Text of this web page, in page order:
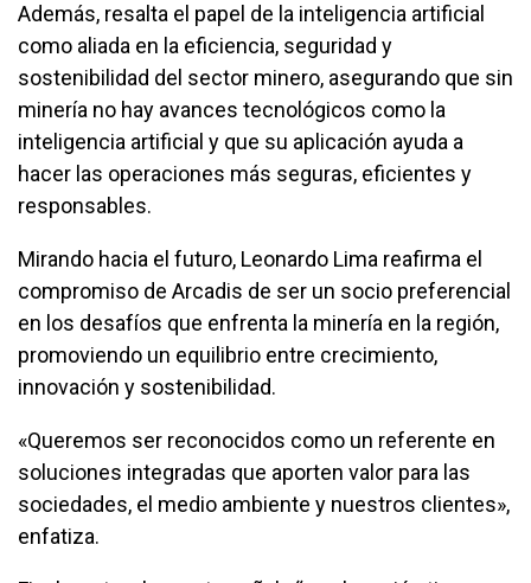
Además, resalta el papel de la inteligencia artificial
como aliada en la eficiencia, seguridad y
sostenibilidad del sector minero, asegurando que sin
minería no hay avances tecnológicos como la
inteligencia artificial y que su aplicación ayuda a
hacer las operaciones más seguras, eficientes y
responsables.
Mirando hacia el futuro, Leonardo Lima reafirma el
compromiso de Arcadis de ser un socio preferencial
en los desafíos que enfrenta la minería en la región,
promoviendo un equilibrio entre crecimiento,
innovación y sostenibilidad.
«Queremos ser reconocidos como un referente en
soluciones integradas que aporten valor para las
sociedades, el medio ambiente y nuestros clientes»,
enfatiza.